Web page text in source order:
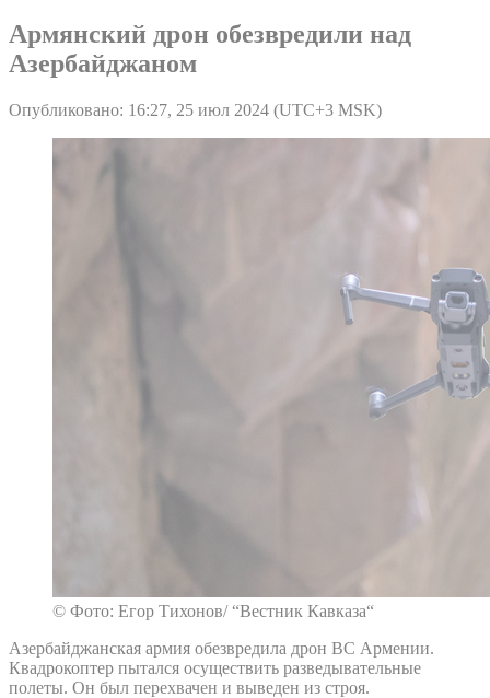
Армянский дрон обезвредили над
Азербайджаном
Опубликовано: 16:27, 25 июл 2024 (UTC+3 MSK)
© Фото: Егор Тихонов/ “Вестник Кавказа“
Азербайджанская армия обезвредила дрон ВС Армении.
Квадрокоптер пытался осуществить разведывательные
полеты. Он был перехвачен и выведен из строя.